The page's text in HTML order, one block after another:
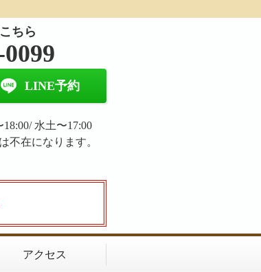
ちら
LINE予約
18:00/ 水土〜17:00
不在になります。
アクセス